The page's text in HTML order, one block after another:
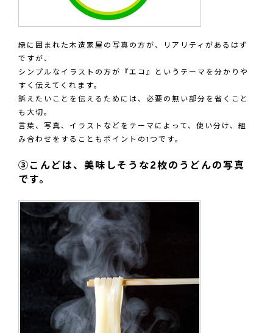
緑に囲まれた木造家屋の写真の方が、リアリティがあるはず
ですが、
シンプルなイラストの方が『エコ』というテーマを分かりや
すく伝えてくれます。
訴えたいことを伝えるためには、必要の無い部分を省くこと
も大切。
言葉、写真、イラストなどをテーマによって、使い分け、組
み合わせをすることもポイントの1つです。
③こんどは、美味しそうな2枚のうどんの写真
です。